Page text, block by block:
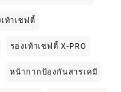
ท้าเซฟตี้
รองเท้าเซฟตี้ X-PRO
หน้ากากป้องกันสารเคมี